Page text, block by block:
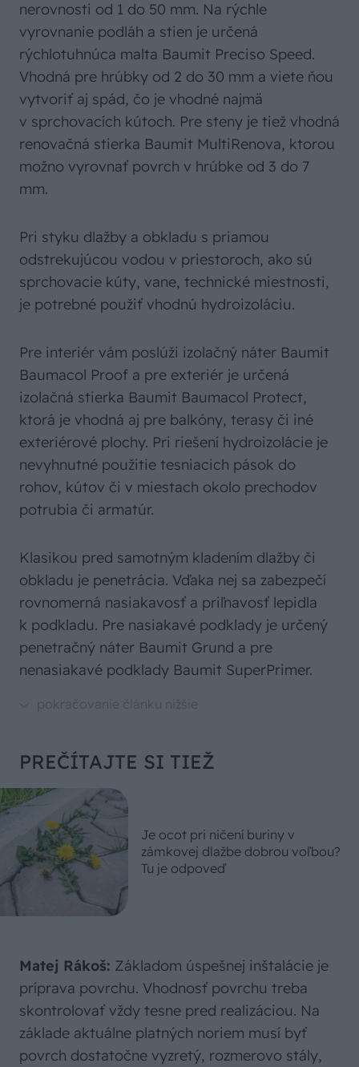
nerovnosti od 1 do 50 mm. Na rýchle
vyrovnanie podláh a stien je určená
rýchlotuhnúca malta Baumit Preciso Speed.
Vhodná pre hrúbky od 2 do 30 mm a viete ňou
vytvoriť aj spád, čo je vhodné najmä
v sprchovacích kútoch. Pre steny je tiež vhodná
renovačná stierka Baumit MultiRenova, ktorou
možno vyrovnať povrch v hrúbke od 3 do 7
mm.
Pri styku dlažby a obkladu s priamou
odstrekujúcou vodou v priestoroch, ako sú
sprchovacie kúty, vane, technické miestnosti,
je potrebné použiť vhodnú hydroizoláciu.
Pre interiér vám poslúži izolačný náter Baumit
Baumacol Proof a pre exteriér je určená
izolačná stierka Baumit Baumacol Protect,
ktorá je vhodná aj pre balkóny, terasy či iné
exteriérové plochy. Pri riešení hydroizolácie je
nevyhnutné použitie tesniacich pások do
rohov, kútov či v miestach okolo prechodov
potrubia či armatúr.
Klasikou pred samotným kladením dlažby či
obkladu je penetrácia. Vďaka nej sa zabezpečí
rovnomerná nasiakavosť a priľnavosť lepidla
k podkladu. Pre nasiakavé podklady je určený
penetračný náter Baumit Grund a pre
nenasiakavé podklady Baumit SuperPrimer.
PREČÍTAJTE SI TIEŽ
Je ocot pri ničení buriny v
zámkovej dlažbe dobrou voľbou?
Tu je odpoveď
Matej Rákoš: Základom úspešnej inštalácie je
príprava povrchu. Vhodnosť povrchu treba
skontrolovať vždy tesne pred realizáciou. Na
základe aktuálne platných noriem musí byť
povrch dostatočne vyzretý, rozmerovo stály,